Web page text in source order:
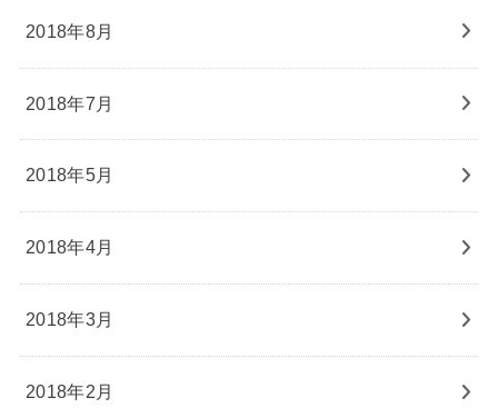
2018年8月
2018年7月
2018年5月
2018年4月
2018年3月
2018年2月